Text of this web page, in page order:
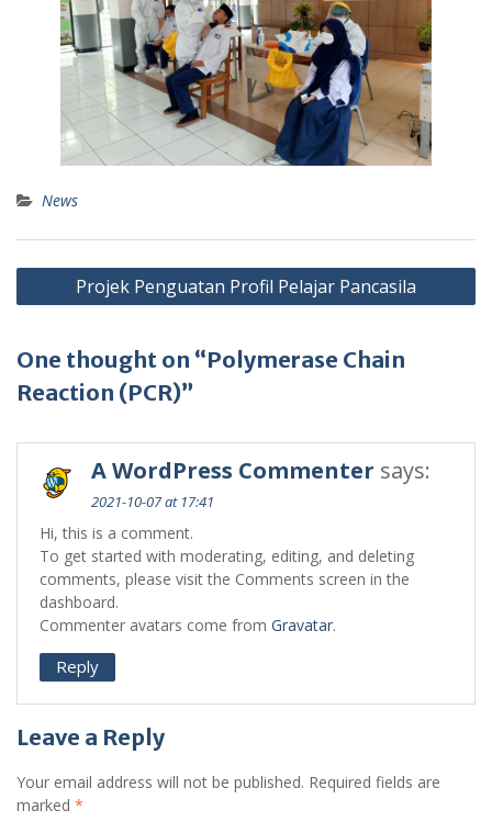
News
Post
navigation
Projek Penguatan Profil Pelajar Pancasila
One thought on “Polymerase Chain
Reaction (PCR)”
A WordPress Commenter says:
2021-10-07 at 17:41
Hi, this is a comment.
To get started with moderating, editing, and deleting
comments, please visit the Comments screen in the
dashboard.
Commenter avatars come from Gravatar.
Reply
Leave a Reply
Your email address will not be published. Required fields are
marked *